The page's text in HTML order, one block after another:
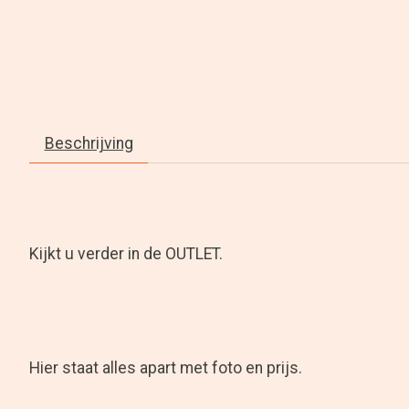
Beschrijving
Kijkt u verder in de OUTLET.
Hier staat alles apart met foto en prijs.